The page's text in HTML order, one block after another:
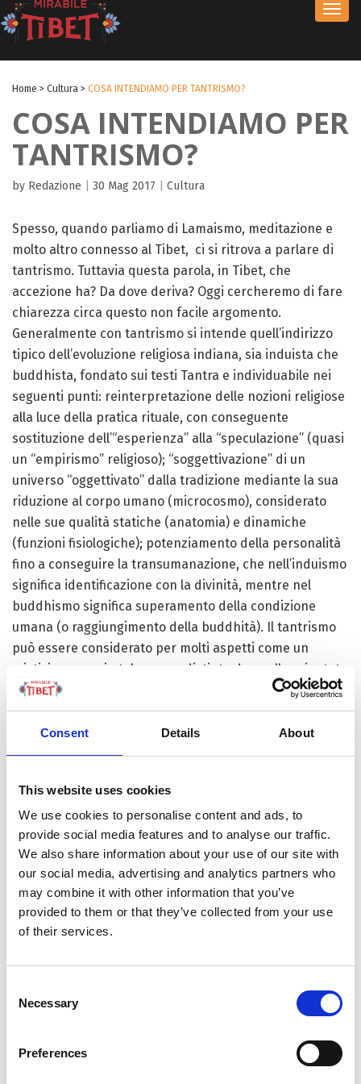
Consent Details About
This website uses cookies
We use cookies to personalise content and ads, to
provide social media features and to analyse our traffic.
We also share information about your use of our site with
our social media, advertising and analytics partners who
may combine it with other information that you’ve
provided to them or that they’ve collected from your use
of their services.
Selection
Necessary
Preferences
Home > Cultura > COSA INTENDIAMO PER TANTRISMO?
COSA INTENDIAMO PER
TANTRISMO?
by Redazione 30 Mag 2017 Cultura
Spesso, quando parliamo di Lamaismo, meditazione e
molto altro connesso al Tibet, ci si ritrova a parlare di
tantrismo. Tuttavia questa parola, in Tibet, che
accezione ha? Da dove deriva? Oggi cercheremo di fare
chiarezza circa questo non facile argomento.
Generalmente con tantrismo si intende quell’indirizzo
tipico dell’evoluzione religiosa indiana, sia induista che
buddhista, fondato sui testi Tantra e individuabile nei
seguenti punti: reinterpretazione delle nozioni religiose
alla luce della pratica rituale, con conseguente
sostituzione dell’“esperienza” alla “speculazione” (quasi
un “empirismo” religioso); “soggettivazione” di un
universo “oggettivato” dalla tradizione mediante la sua
riduzione al corpo umano (microcosmo), considerato
nelle sue qualità statiche (anatomia) e dinamiche
(funzioni fisiologiche); potenziamento della personalità
fino a conseguire la transumanazione, che nell’induismo
significa identificazione con la divinità, mentre nel
buddhismo significa superamento della condizione
umana (o raggiungimento della buddhità). Il tantrismo
può essere considerato per molti aspetti come un
misticismo, ma in tal caso va distinto da quello orientato
dalla bhakti, ovvero dall’assoluta venerazione di un dio,
in quanto supera ogni dialettica tra oggetto e soggetto
di culto, polarizzando tutto nella pratica rituale intesa
come modo d’essere assoluto. Del resto il tantrismo si
che questa comporta, come rifiuto mistico del mondano.
Anzi, in accordo a quanto detto circa la riduzione di ogni
realtà al corpo umano e alle sue funzioni fisiologiche,
cibo e sesso, gli oggetti principali della rinuncia
ascetica, diventano per il tantrismo i più importanti
modi d’esplicazione o di liberazione. Ciò in accordo
anche con la sopravvalutazione dell’esperibile e con il
remore d’ogni genere (donde l’immortalità praticata
tradizionale, è quella che comunemente viene chiamata
della meditazione vengono acquisiti poteri che possono
apparire anche come “magici”, ma nel senso dello